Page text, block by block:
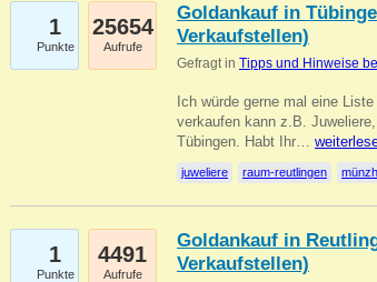
1
Punkte
25654
Aufrufe
Goldankauf in
Verkaufstellen)
Gefragt in Tipps und Hinweise
Ich würde gerne mal eine
verkaufen kann z.B.
Tübingen. Habt Ihr…
juweliere raum-reutlingen
1
Punkte
4491
Aufrufe
Goldankauf in
Verkaufstellen)